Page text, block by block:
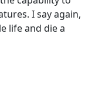
I say again,
life and die a